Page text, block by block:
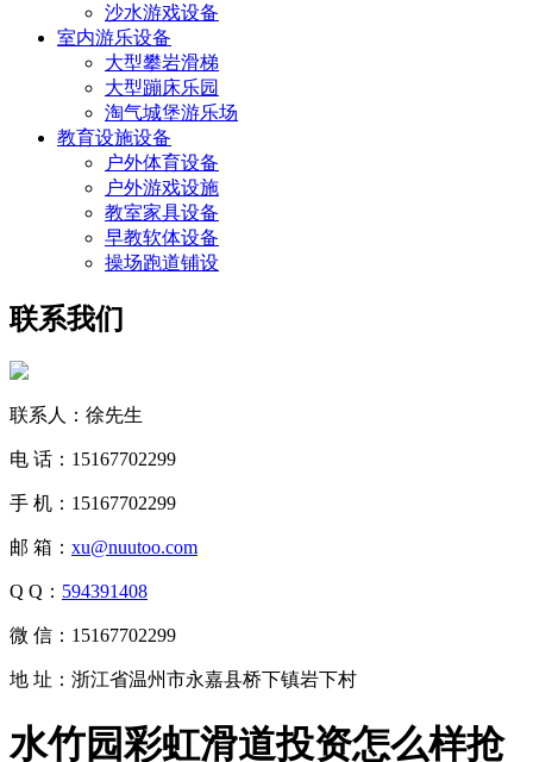
沙水游戏设备
室内游乐设备
大型攀岩滑梯
大型蹦床乐园
淘气城堡游乐场
教育设施设备
户外体育设备
户外游戏设施
教室家具设备
早教软体设备
操场跑道铺设
联系我们
联系人：徐先生
电 话：15167702299
手 机：15167702299
邮 箱： xu@nuutoo.com
Q Q： 594391408
微 信：15167702299
地 址：浙江省温州市永嘉县桥下镇岩下村
水竹园彩虹滑道投资怎么样抢